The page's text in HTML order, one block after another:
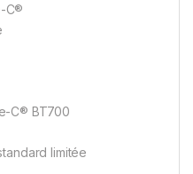
C®️
C® BT700
limitée